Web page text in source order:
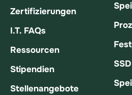
Zertifizierungen
I.T. FAQs
Ressourcen
Stipendien
Stellenangebote
SSD